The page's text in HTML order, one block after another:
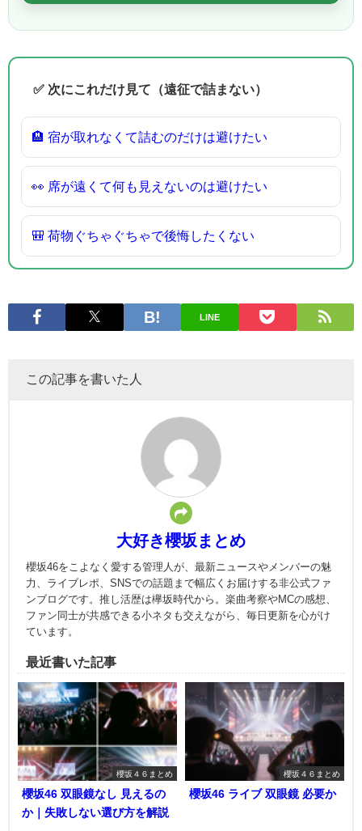
✅ 次にこれだけ見て（遠征で詰まない）
🏨 宿が取れなくて詰むのだけは避けたい
👀 席が遠くて何も見えないのは避けたい
🎒 荷物ぐちゃぐちゃで後悔したくない
LINE
この記事を書いた人
大好き櫻坂まとめ
櫻坂46をこよなく愛する管理人が、最新ニュースやメンバーの魅
力、ライブレポ、SNSでの話題まで幅広くお届けする非公式ファ
ンブログです。推し活歴は欅坂時代から。楽曲考察やMCの感想、
ファン同士が共感できる小ネタも交えながら、毎日更新を心がけ
ています。
最近書いた記事
櫻坂４６まとめ
櫻坂46 双眼鏡なし 見えるの
か｜失敗しない選び方を解説
櫻坂４６まとめ
櫻坂46 ライブ 双眼鏡 必要か